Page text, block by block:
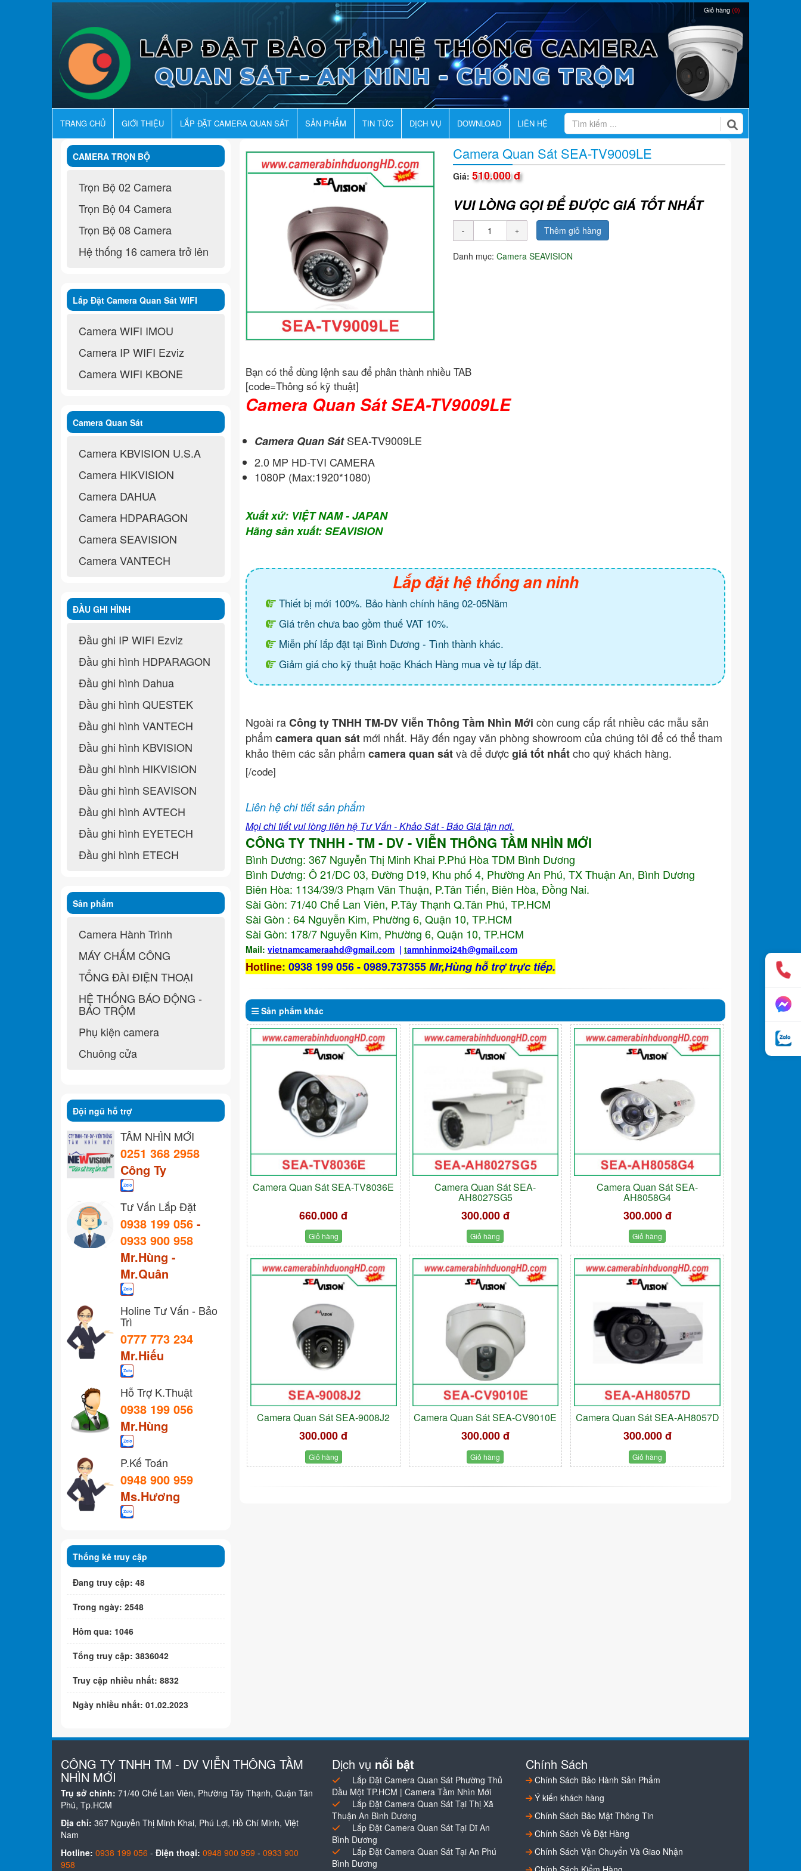
Giỏ hàng(0)
TRANG CHỦ GIỚI THIỆU LẮP ĐẶT CAMERA QUAN SÁT SẢN PHẨM TIN TỨC DỊCH VỤ DOWNLOAD LIÊN HỆ
Camera Quan Sát SEA-TV9009LE
Giá: 510.000 đ
VUI LÒNG GỌI ĐỂ ĐƯỢC GIÁ TỐT NHẤT
Thêm giỏ hàng
Danh mục: Camera SEAVISION
Bạn có thể dùng lệnh sau để phân thành nhiều TAB
[code=Thông số kỹ thuật]
Camera Quan Sát SEA-TV9009LE
Camera Quan SátSEA-TV9009LE
2.0 MP HD-TVI CAMERA
1080P (Max:1920*1080)
Xuất xứ: VIỆT NAM - JAPAN
Hãng sản xuất: SEAVISION
Lắp đặt hệ thống an ninh
Thiết bị mới 100%. Bảo hành chính hãng 02-05Năm
Giá trên chưa bao gồm thuế VAT 10%.
Miễn phí lắp đặt tại Bình Dương - Tình thành khác.
Giảm giá cho kỹ thuật hoặc Khách Hàng mua về tự lắp đặt.
Ngoài raCông ty TNHH TM-DV Viễn Thông Tầm Nhìn Mới còn cung cấp rất nhiều các mẫu sản
phẩm camera quan sát mới nhất. Hãy đến ngay văn phòng showroom của chúng tôi để có thể tham
khảo thêm các sản phẩm camera quan sátvà để đượcgiá tốt nhấtcho quý khách hàng.
[/code]
Liên hệ chi tiết sản phẩm
Mọi chi tiết vui lòng liên hệ Tư Vấn - Khảo Sát - Báo Giá tận nơi.
CÔNG TY TNHH - TM - DV - VIỄN THÔNG TẦM NHÌN MỚI
Bình Dương: 367 Nguyễn Thị Minh Khai P.Phú Hòa TDM Bình Dương
Bình Dương: Ô 21/DC 03, Đường D19, Khu phố 4, Phường An Phú, TX Thuận An, Bình Dương
Biên Hòa: 1134/39/3 Phạm Văn Thuận, P.Tân Tiến, Biên Hòa, Đồng Nai.
Sài Gòn: 71/40 Chế Lan Viên, P.Tây Thạnh Q.Tân Phú, TP.HCM
Sài Gòn : 64 Nguyễn Kim, Phường 6, Quận 10, TP.HCM
Sài Gòn: 178/7 Nguyễn Kim, Phường 6, Quận 10, TP.HCM
Mail: vietnamcameraahd@gmail.com | tamnhinmoi24h@gmail.com
Hotline: 0938 199 056 - 0989.737355Mr,Hùng hỗ trợ trực tiếp.
Sản phẩm khác
Camera Quan Sát SEA-TV8036E
660.000 đ
Giỏ hàng
Camera Quan Sát SEA-
AH8027SG5
300.000 đ
Giỏ hàng
Camera Quan Sát SEA-
AH8058G4
300.000 đ
Giỏ hàng
Camera Quan Sát SEA-9008J2
300.000 đ
Giỏ hàng
Camera Quan Sát SEA-CV9010E
300.000 đ
Giỏ hàng
Camera Quan Sát SEA-AH8057D
300.000 đ
Giỏ hàng
CAMERA TRỌN BỘ
Trọn Bộ 02 Camera
Trọn Bộ 04 Camera
Trọn Bộ 08 Camera
Hệ thống 16 camera trở lên
Lắp Đặt Camera Quan Sát WIFI
Không Dây
Camera WIFI IMOU
Camera IP WIFI Ezviz
Camera WIFI KBONE
Camera Quan Sát
Camera KBVISION U.S.A
Camera HIKVISION
Camera DAHUA
Camera HDPARAGON
Camera SEAVISION
Camera VANTECH
ĐẦU GHI HÌNH
Đầu ghi IP WIFI Ezviz
Đầu ghi hình HDPARAGON
Đầu ghi hình Dahua
Đầu ghi hình QUESTEK
Đầu ghi hình VANTECH
Đầu ghi hình KBVISION
Đầu ghi hình HIKVISION
Đầu ghi hình SEAVISON
Đầu ghi hình AVTECH
Đầu ghi hình EYETECH
Đầu ghi hình ETECH
Sản phẩm
Camera Hành Trình
MÁY CHẤM CÔNG
TỔNG ĐÀI ĐIỆN THOẠI
HỆ THỐNG BÁO ĐỘNG -
BÁO TRỘM
Phụ kiện camera
Chuông cửa
Đội ngũ hỗ trợ
TẦM NHÌN MỚI
0251 368 2958
Công Ty
Tư Vấn Lắp Đặt
0938 199 056 -
0933 900 958
Mr.Hùng -
Mr.Quân
Holine Tư Vấn - Bảo
Trì
0777 773 234
Mr.Hiếu
Hỗ Trợ K.Thuật
0938 199 056
Mr.Hùng
P.Kế Toán
0948 900 959
Ms.Hương
Thống kê truy cập
Đang truy cập: 48
Trong ngày: 2548
Hôm qua: 1046
Tổng truy cập: 3836042
Truy cập nhiều nhất: 8832
Ngày nhiều nhất: 01.02.2023
CÔNG TY TNHH TM - DV VIỄN THÔNG TẦM
NHÌN MỚI
Trụ sở chính: 71/40 Chế Lan Viên, Phường Tây Thạnh, Quận Tân
Phú, Tp.HCM
Địa chỉ: 367 Nguyễn Thị Minh Khai, Phú Lợi, Hồ Chí Minh, Việt
Nam
Hotline: 0938 199 056 - Điện thoại: 0948 900 959 - 0933 900
958
Dịch vụ nổi bật
Lắp Đặt Camera Quan Sát Phường Thủ
Dầu Một TP.HCM | Camera Tầm Nhìn Mới
Lắp Đặt Camera Quan Sát Tại Thị Xã
Thuận An Bình Dương
Lắp Đặt Camera Quan Sát Tại Dĩ An
Bình Dương
Lắp Đặt Camera Quan Sát Tại An Phú
Bình Dương
Chính Sách
Chính Sách Bảo Hành Sản Phẩm
Ý kiến khách hàng
Chính Sách Bảo Mật Thông Tin
Chính Sách Về Đặt Hàng
Chính Sách Vận Chuyển Và Giao Nhận